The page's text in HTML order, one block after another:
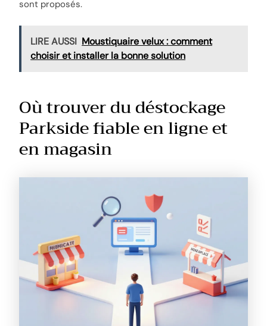
sont proposés.
LIRE AUSSI Moustiquaire velux : comment
choisir et installer la bonne solution
Où trouver du déstockage
Parkside fiable en ligne et
en magasin